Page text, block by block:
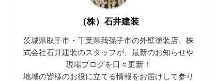
（株）石井建装
茨城県取手市・千葉県我孫子市の外壁塗装店、株
式会社石井建装のスタッフが、最新のお知らせや
現場ブログを日々更新！
地域の皆様のお役に立てる情報をお届けして参り